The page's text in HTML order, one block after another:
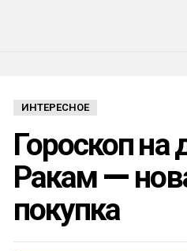
ИНТЕРЕСНОЕ
Гороскоп на
Ракам —
покупка